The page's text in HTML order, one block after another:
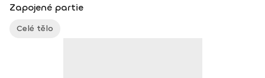
Zapojené partie
Celé tělo